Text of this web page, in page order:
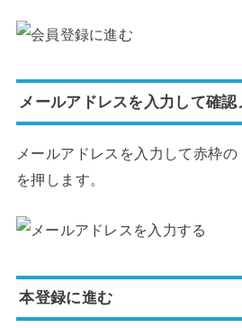
メールアドレスを入力して確
メールアドレスを入力して赤枠の
を押します。
本登録に進む